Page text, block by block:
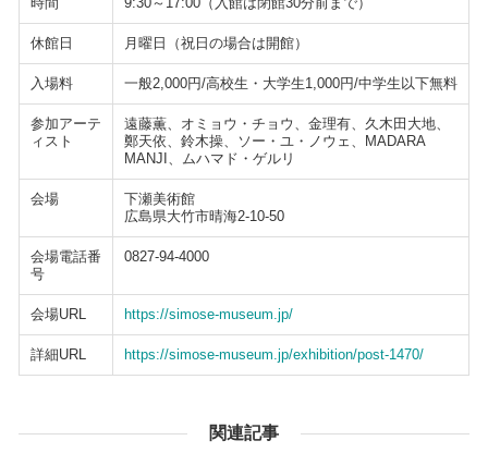
休館日 月曜日（祝日の場合は開館）
入場料 一般2,000円/高校生・大学生1,000円/中学生以下無料
参加アーテ
ィスト
遠藤薫、オミョウ・チョウ、金理有、久木田大地、
鄭天依、鈴木操、ソー・ユ・ノウェ、MADARA
MANJI、ムハマド・ゲルリ
会場
下瀬美術館
広島県大竹市晴海2-10-50
会場電話番
号
0827-94-4000
会場URL https://simose-museum.jp/
詳細URL https://simose-museum.jp/exhibition/post-1470/
関連記事